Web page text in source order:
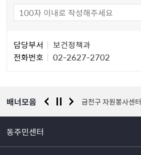
자
담당부서
보건정책과
전화번호
02-2627-2702
배너모음
서울시 평생학습포털 금천구 자원봉사센터
동주민센터